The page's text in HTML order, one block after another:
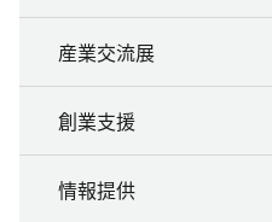
産業交流展
創業支援
情報提供